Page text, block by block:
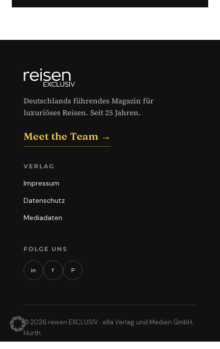
Deutschlands führendes Magazin für
luxuriöses Reisen. Seit 25 Jahren.
Meet the Team →
VERLAG
Impressum
Datenschutz
Mediadaten
FOLGE UNS
in f P
© 2026 reisen EXCLUSIV · ella Verlag und Medien GmbH,
Hürth